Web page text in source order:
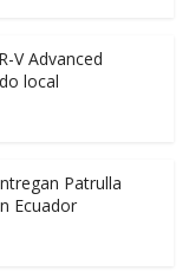
V Advanced
local
Patrulla
Ecuador